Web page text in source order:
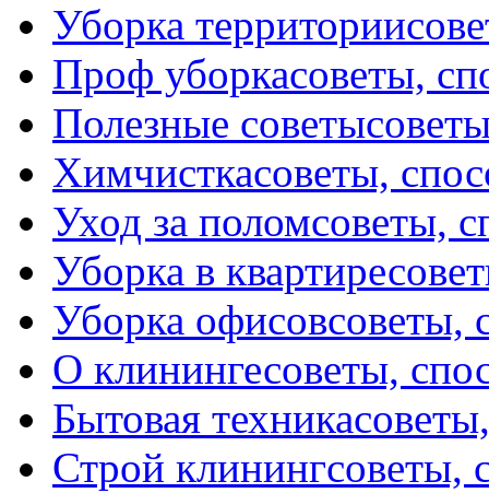
Уборка территории
Проф уборкасоветы,
Полезные советы
Химчисткасоветы,
Уход за поломсоветы,
Уборка в квартире
Уборка офисовсоветы,
О клинингесоветы,
Бытовая техника
Строй клинингсоветы,